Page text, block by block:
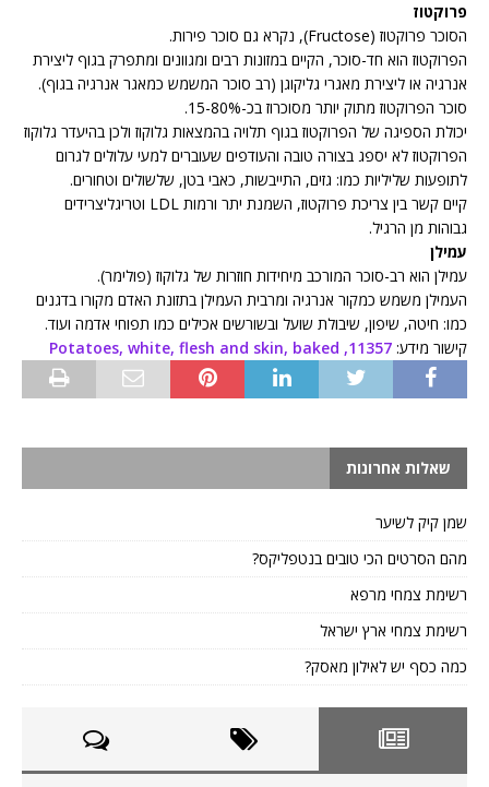
פרוקטוז
הסוכר פרוקטוז (Fructose), נקרא גם סוכר פירות.
הפרוקטוז הוא חד-סוכר, הקיים במזונות רבים ומגוונים ומתפרק בגוף ליצירת
אנרגיה או ליצירת מאגרי גליקוגן (רב סוכר המשמש כמאגר אנרגיה בגוף).
סוכר הפרוקטוז מתוק יותר מסוכרוז בכ-15-80%.
יכולת הספיגה של הפרוקטוז בגוף תלויה בהמצאות גלוקוז ולכן בהיעדר גלוקוז
הפרוקטוז לא יספג בצורה טובה והעודפים שעוברים למעי עלולים לגרום
לתופעות שליליות כמו: גזים, התייבשות, כאבי בטן, שלשולים וטחורים.
קיים קשר בין צריכת פרוקטוז, השמנת יתר ורמות LDL וטריגליצרידים
גבוהות מן הרגיל.
עמילן
עמילן הוא רב-סוכר המורכב מיחידות חוזרות של גלוקוז (פולימר).
העמילן משמש כמקור אנרגיה ומרבית העמילן בתזונת האדם מקורו בדגנים
כמו: חיטה, שיפון, שיבולת שועל ובשורשים אכילים כמו תפוחי אדמה ועוד.
קישור מידע: 11357, Potatoes, white, flesh and skin, baked
שאלות אחרונות
שמן קיק לשיער
מהם הסרטים הכי טובים בנטפליקס?
רשימת צמחי מרפא
רשימת צמחי ארץ ישראל
כמה כסף יש לאילון מאסק?